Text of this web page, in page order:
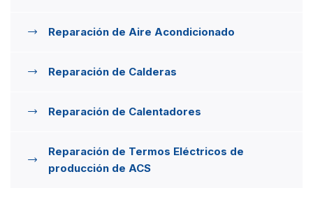
Reparación de Aire Acondicionado
Reparación de Calderas
Reparación de Calentadores
Reparación de Termos Eléctricos de
producción de ACS